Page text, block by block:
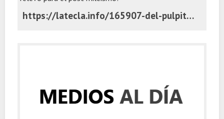
https://latecla.info/165907-del-pulpito-al-sillon-outsider-saca-outsider